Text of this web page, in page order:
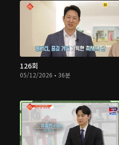
126회
05/12/2026 • 36분